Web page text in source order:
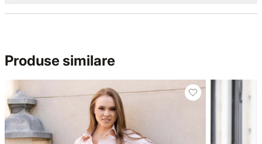
Produse similare